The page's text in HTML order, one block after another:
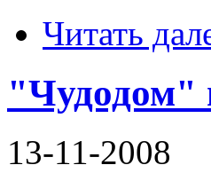
Читать
"Чудодом"
13-11-2008